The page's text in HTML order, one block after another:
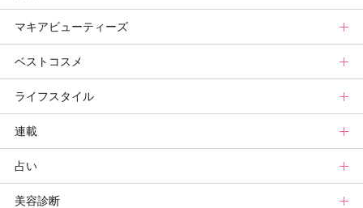
メイク診断
新色コスメスウォッチ
ビューティ速報
ヘアカタログ
ヘアまとめ
ヘア診断
ニュース
ボディケアまとめ
ボディケア診断
美活トップ
美活グランプリ
ヘルスケア・ダイエット
マキアビューティーズ
マキアビューティーズトップ
TOPビューティーズ一覧
ビューティーズ一覧
記事ランキング
メンバーランキング
ベストコスメ
ベストコスメトップ
ベストコスメ
読者ベスコス
プチプラコスメグランプリ
ライフスタイル
ライフスタイルトップ
ニュース
ライフスタイルまとめ
連載
連載トップ
マキアエディターズのオッス！推しコス
占い
占いトップ
美容診断